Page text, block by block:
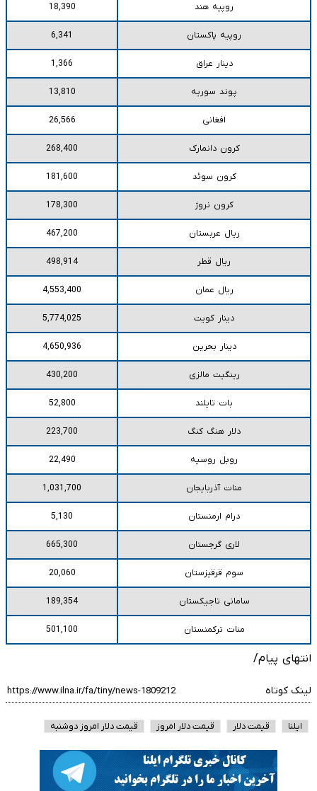
روپیه هند 18,390
روپیه پاکستان 6,341
دینار عراق 1,366
پوند سوریه 13,810
افغانی 26,566
کرون دانمارک 268,400
کرون سوئد 181,600
کرون نروژ 178,300
ریال عربستان 467,200
ریال قطر 498,914
ریال عمان 4,553,400
دینار کویت 5,774,025
دینار بحرین 4,650,936
رینگیت مالزی 430,200
بات تایلند 52,800
دلار هنگ کنگ 223,700
روبل روسیه 22,490
منات آذربایجان 1,031,700
درام ارمنستان 5,130
لاری گرجستان 665,300
سوم قرقیزستان 20,060
سامانی تاجیکستان 189,354
منات ترکمنستان 501,100
انتهای پیام/
لینک کوتاه
ایلنا قیمت دلار قیمت دلار امروز قیمت دلار امروز دوشنبه